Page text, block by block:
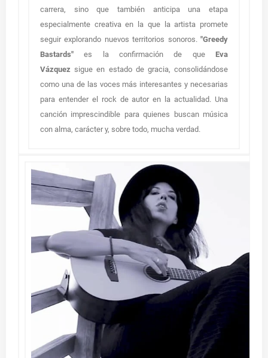
carrera, sino que también anticipa una etapa
especialmente creativa en la que la artista promete
seguir explorando nuevos territorios sonoros. "Greedy
Bastards" es la confirmación de que Eva
Vázquez sigue en estado de gracia, consolidándose
como una de las voces más interesantes y necesarias
para entender el rock de autor en la actualidad. Una
canción imprescindible para quienes buscan música
con alma, carácter y, sobre todo, mucha verdad.